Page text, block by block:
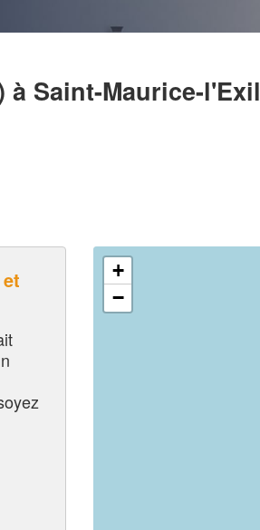
à Saint-Maurice-l'Exil
+
−